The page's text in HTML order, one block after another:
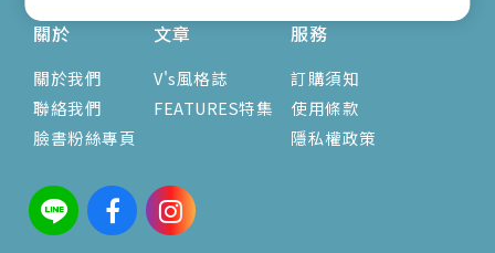
關於
關於我們
聯絡我們
臉書粉絲專頁
文章
V's風格誌
FEATURES特集
服務
訂購須知
使用條款
隱私權政策